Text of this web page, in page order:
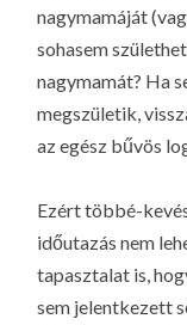
nagymamáját
sohasem
nagymamát? Ha
megszületik,
az egész bűvös
Ezért többé-
időutazás nem
tapasztalat is,
sem jelentkezett